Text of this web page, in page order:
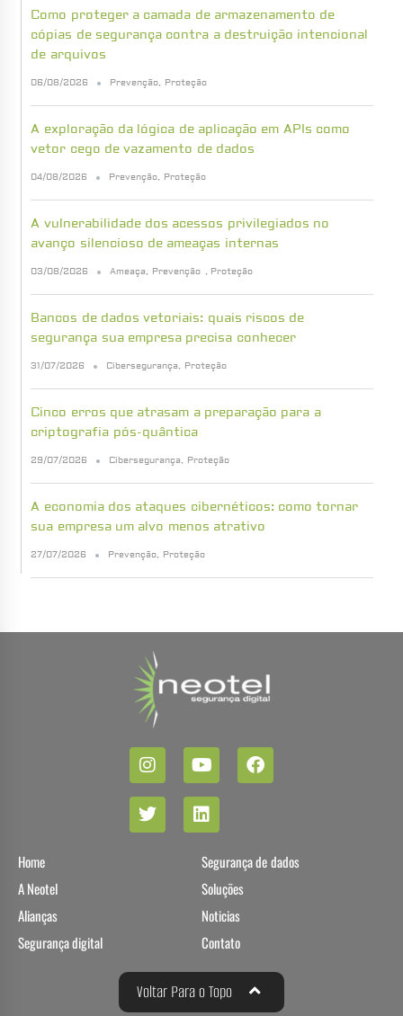
Como proteger a camada de armazenamento de
cópias de segurança contra a destruição intencional
de arquivos
06/08/2026 Prevenção, Proteção
A exploração da lógica de aplicação em APIs como
vetor cego de vazamento de dados
04/08/2026 Prevenção, Proteção
A vulnerabilidade dos acessos privilegiados no
avanço silencioso de ameaças internas
03/08/2026 Ameaça, Prevenção , Proteção
Bancos de dados vetoriais: quais riscos de
segurança sua empresa precisa conhecer
31/07/2026 Cibersegurança, Proteção
Cinco erros que atrasam a preparação para a
criptografia pós-quântica
29/07/2026 Cibersegurança, Proteção
A economia dos ataques cibernéticos: como tornar
sua empresa um alvo menos atrativo
27/07/2026 Prevenção, Proteção
Home
A Neotel
Alianças
Segurança digital
Segurança de dados
Soluções
Noticias
Contato
Voltar Para o Topo